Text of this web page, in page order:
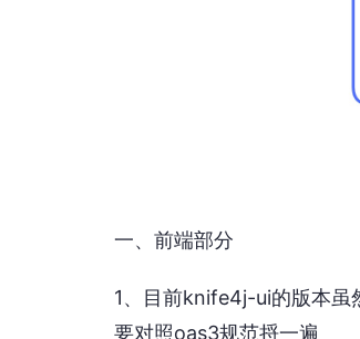
一、前端部分
1、目前knife4j-ui的版本虽
要对照oas3规范捋一遍